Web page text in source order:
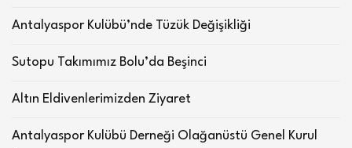
Antalyaspor Kulübü’nde Tüzük Değişikliği
Sutopu Takımımız Bolu’da Beşinci
Altın Eldivenlerimizden Ziyaret
Antalyaspor Kulübü Derneği Olağanüstü Genel Kurul